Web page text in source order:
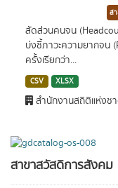
สาขาสวัสดิการสังคม
ส
สัดส่วนคนจน
บ่งชี้ภาวะความยากจน
ครั้งเรียกว่า...
CSV XLSX
สำนักงานสถิติแห่งช